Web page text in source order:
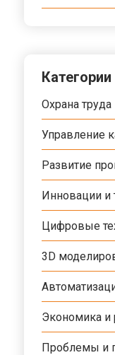
Категории
Охрана труда
Управление
Развитие
Инновации и
Цифровые
3D
Экономика и
Проблемы и